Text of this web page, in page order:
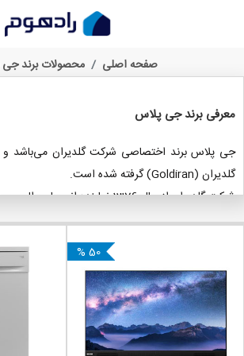
معرفی برند و محصولات جی پلاس، از بررسی قیمت تا
صفحه اصلی محصولات برند
معرفی برند جی پلاس
گلدیران (Goldiran) گرفته شده است.
شرکت گلدیران از سال 1376 نماینده
کره سابقه همکاری طولانی دارد. تجربه و همکاری
جهانی ال جی، باعث شده است تا شرکت گلدیران با
اختصاصی خود را داشته باشند؛ برند جی پلاس که
است، حاصل این دانش و تجربه می‌باشد.
بسیاری از افراد می‌پرسند: «آیا جی پلاس همان
بسیاری از آنها جی پلاس را همان ال جی تصور
% 50